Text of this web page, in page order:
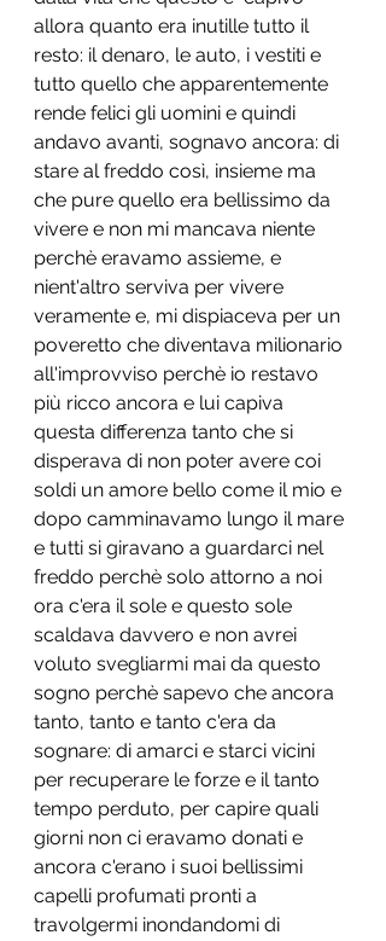
allora quanto era inutille tutto il
resto: il denaro, le auto, i vestiti e
tutto quello che apparentemente
rende felici gli uomini e quindi
andavo avanti, sognavo ancora: di
stare al freddo così, insieme ma
che pure quello era bellissimo da
vivere e non mi mancava niente
perchè eravamo assieme, e
nient'altro serviva per vivere
veramente e, mi dispiaceva per un
poveretto che diventava milionario
all'improvviso perchè io restavo
più ricco ancora e lui capiva
questa differenza tanto che si
disperava di non poter avere coi
soldi un amore bello come il mio e
dopo camminavamo lungo il mare
e tutti si giravano a guardarci nel
freddo perchè solo attorno a noi
ora c'era il sole e questo sole
scaldava davvero e non avrei
voluto svegliarmi mai da questo
sogno perchè sapevo che ancora
tanto, tanto e tanto c'era da
sognare: di amarci e starci vicini
per recuperare le forze e il tanto
tempo perduto, per capire quali
giorni non ci eravamo donati e
ancora c'erano i suoi bellissimi
capelli profumati pronti a
travolgermi inondandomi di